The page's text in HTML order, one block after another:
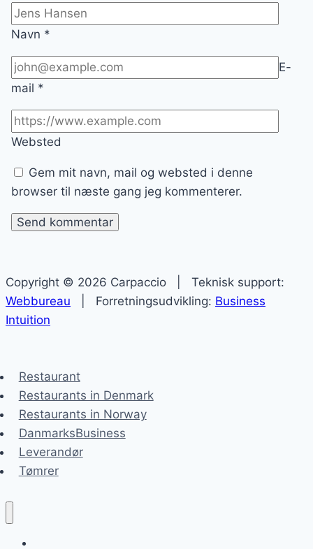
Navn *
E-
mail *
Websted
Gem mit navn, mail og websted i denne
browser til næste gang jeg kommenterer.
Copyright © 2026 Carpaccio | Teknisk support:
Webbureau | Forretningsudvikling: Business
Intuition
Restaurant
Restaurants in Denmark
Restaurants in Norway
DanmarksBusiness
Leverandør
Tømrer